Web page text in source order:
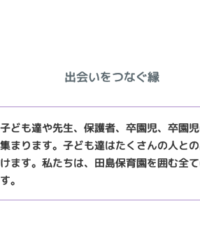
出会いをつなぐ縁
ども達や先生、保護者、卒園児、卒園
まります。子ども達はたくさんの人と
ます。私たちは、田島保育園を囲む全
。